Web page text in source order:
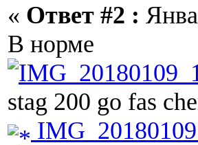
« Ответ #2 :
В норме
stag 200 go fas